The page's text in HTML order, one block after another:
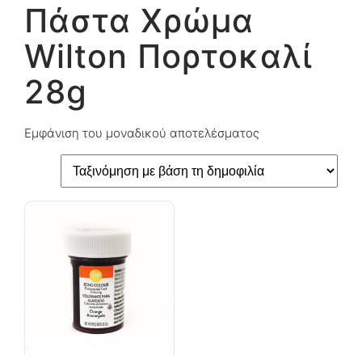
Πάστα Χρώμα
Wilton Πορτοκαλί
28g
Εμφάνιση του μοναδικού αποτελέσματος